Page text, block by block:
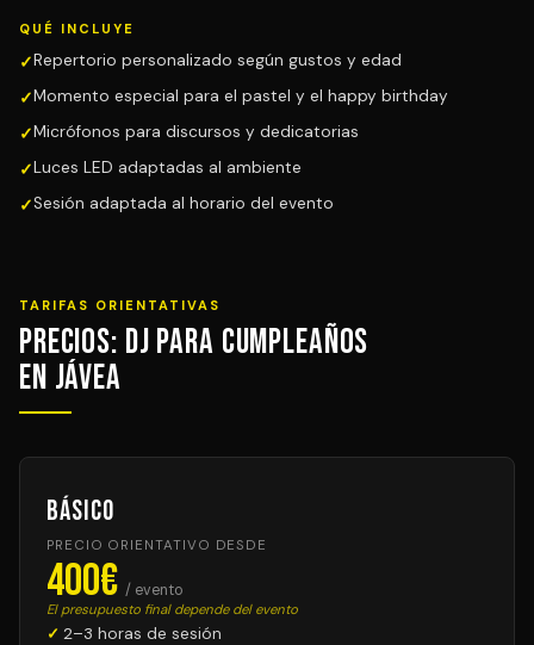
QUÉ INCLUYE
Repertorio personalizado según gustos y edad
Momento especial para el pastel y el happy birthday
Micrófonos para discursos y dedicatorias
Luces LED adaptadas al ambiente
Sesión adaptada al horario del evento
TARIFAS ORIENTATIVAS
Precios: DJ para Cumpleaños
en Jávea
Básico
PRECIO ORIENTATIVO DESDE
400€ / evento
El presupuesto final depende del evento
2–3 horas de sesión